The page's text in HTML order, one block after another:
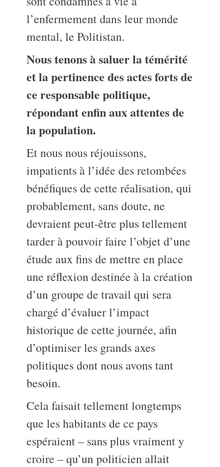
l’enfermement dans leur monde
mental, le Politistan.
Nous tenons à saluer la témérité
et la pertinence des actes forts de
ce responsable politique,
répondant enfin aux attentes de
la population.
Et nous nous réjouissons,
impatients à l’idée des retombées
bénéfiques de cette réalisation, qui
probablement, sans doute, ne
devraient peut-être plus tellement
tarder à pouvoir faire l’objet d’une
étude aux fins de mettre en place
une réflexion destinée à la création
d’un groupe de travail qui sera
chargé d’évaluer l’impact
historique de cette journée, afin
d’optimiser les grands axes
politiques dont nous avons tant
besoin.
Cela faisait tellement longtemps
que les habitants de ce pays
espéraient – sans plus vraiment y
croire – qu’un politicien allait